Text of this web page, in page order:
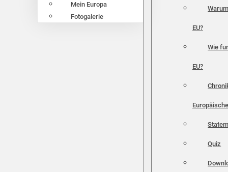
Mein Europa
Fotogalerie
EU?
Wie
EU?
Quiz